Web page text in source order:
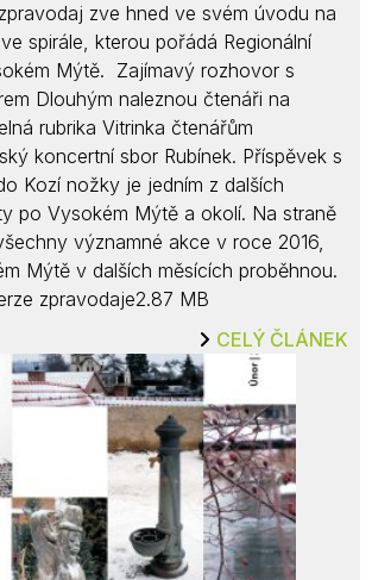
zve hned ve svém úvodu na
spirále, kterou pořádá Regionální
Mýtě. Zajímavý rozhovor s
Dlouhým naleznou čtenáři na
rubrika Vitrinka čtenářům
koncertní sbor Rubínek. Příspěvek s
Kozí nožky je jedním z dalších
po Vysokém Mýtě a okolí. Na straně
významné akce v roce 2016,
Mýtě v dalších měsících proběhnou.
zpravodaje2.87 MB
CELÝ ČLÁNEK